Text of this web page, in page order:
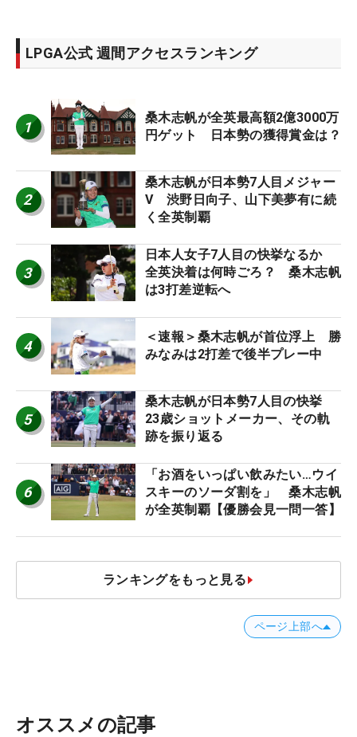
LPGA公式 週間アクセスランキング
1
桑木志帆が全英最高額2億3000万
円ゲット 日本勢の獲得賞金は？
2
桑木志帆が日本勢7人目メジャー
V 渋野日向子、山下美夢有に続
く全英制覇
3
日本人女子7人目の快挙なるか
全英決着は何時ごろ？ 桑木志帆
は3打差逆転へ
4
＜速報＞桑木志帆が首位浮上 勝
みなみは2打差で後半プレー中
5
桑木志帆が日本勢7人目の快挙
23歳ショットメーカー、その軌
跡を振り返る
6
「お酒をいっぱい飲みたい…ウイ
スキーのソーダ割を」 桑木志帆
が全英制覇【優勝会見一問一答】
ランキングをもっと見る
ページ上部へ
オススメの記事